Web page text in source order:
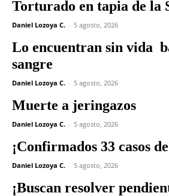
Torturado en tapia de la
Daniel Lozoya C. - 5 agosto, 2026
Lo encuentran sin vida
sangre
Daniel Lozoya C. - 5 agosto, 2026
Muerte a jeringazos
Daniel Lozoya C. - 5 agosto, 2026
¡Confirmados 33 casos
Daniel Lozoya C. - 5 agosto, 2026
¡Buscan resolver